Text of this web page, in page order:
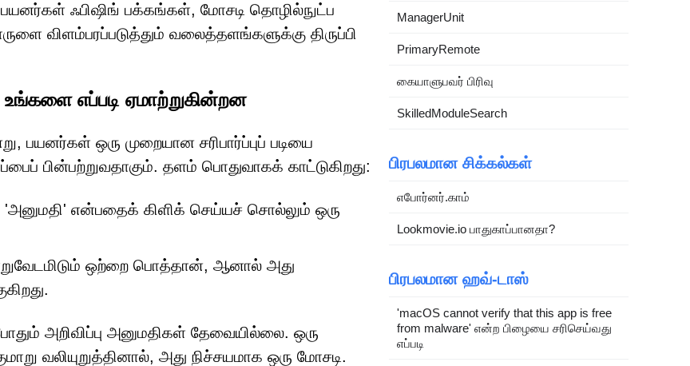
ஃபிஷிங் பக்கங்கள், மோசடி தொழில்நுட்ப
விளம்பரப்படுத்தும் வலைத்தளங்களுக்கு திருப்பி
எப்படி ஏமாற்றுகின்றன
பயனர்கள் ஒரு முறையான சரிபார்ப்புப் படியை
பின்பற்றுவதாகும். தளம் பொதுவாகக் காட்டுகிறது:
என்பதைக் கிளிக் செய்யச் சொல்லும் ஒரு
ஒற்றை பொத்தான், ஆனால் அது
அறிவிப்பு அனுமதிகள் தேவையில்லை. ஒரு
வலியுறுத்தினால், அது நிச்சயமாக ஒரு மோசடி.
ManagerUnit
PrimaryRemote
கையாளுபவர் பிரிவு
SkilledModuleSearch
பிரபலமான சிக்கல்கள்
எபோர்னர்.காம்
Lookmovie.io பாதுகாப்பானதா?
பிரபலமான ஹவ்-டாஸ்
'macOS cannot verify that this app is free
from malware' என்ற பிழையை சரிசெய்வது
எப்படி